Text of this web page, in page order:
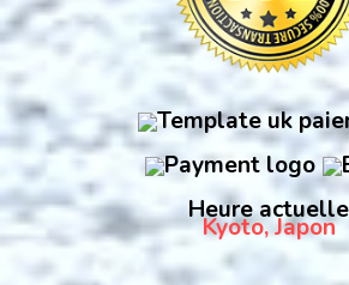
Heure actuelle
Kyoto, Japon